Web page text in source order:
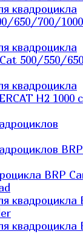
квадроцикла
650/700/1000
квадроцикла
500/550/
квадроцикла
H2 1000 c
BRP
BRP
квадроцикла
квадроцикла